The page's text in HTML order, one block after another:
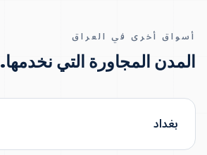
أسواق أخرى في العراق
المدن المجاورة التي نخدمها.
بغداد